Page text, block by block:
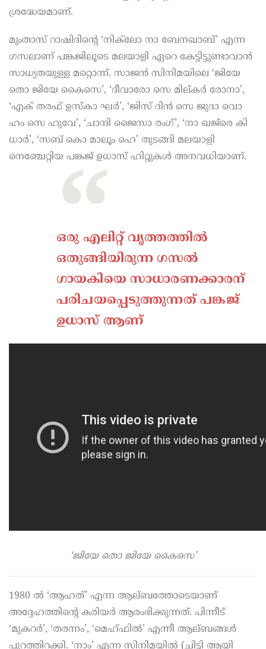
ശ്രദ്ധേയമാണ്‌.
മുംതാസ് റാഷിദിന്റെ ‘നിക്‌ലോ നാ ബേനഖാബ്’ എന്ന
ഗസലാണ്‌ പങ്കജിലൂടെ മലയാളി ഏറെ കേട്ടിട്ടുണ്ടാവാൻ
സാധ്യതയുള്ള മറ്റൊന്ന്. സാജൻ സിനിമയിലെ ‘ജിയേ
തൊ ജിയേ കൈസെ’, ‘ദീവാരോ സെ മില്കർ രോനാ’,
‘എക് തരഫ് ഉസ്കാ ഘർ’, ‘ജിസ് ദിൻ സെ ജുദാ വൊ
ഹം സെ ഹുവേ’, ‘ചാന്ദി ജൈസാ രംഗ്’, ‘നാ ഖജ്‌രെ കി
ധാർ’, ‘സബ് കൊ മാലൂം ഹെ’ തുടങ്ങി മലയാളി
നെഞ്ചേറ്റിയ പങ്കജ് ഉധാസ് ഹിറ്റുകൾ അനവധിയാണ്‌.
ഒരു എലിറ്റ് വൃത്തത്തിൽ
ഒതുങ്ങിയിരുന്ന ഗസൽ
ഗായകിയെ സാധാരണക്കാരന്‌
പരിചയപ്പെടുത്തുന്നത് പങ്കജ്
ഉധാസ് ആണ്‌
‘ജിയേ തൊ ജിയേ കൈസെ’
1980 ൽ ‘ആഹത്’ എന്ന ആല്ബത്തോടെയാണ്‌
അദ്ദേഹത്തിന്റെ കരിയർ ആരംഭിക്കുന്നത്. പിന്നീട്
‘മുകറർ’, ‘തരന്നം’, ‘മെഹ്ഫിൽ’ എന്നീ ആല്ബങ്ങൾ
പുറത്തിറക്കി. ‘നാം’ എന്ന സിനിമയിൽ (ചിട്ടി ആയി